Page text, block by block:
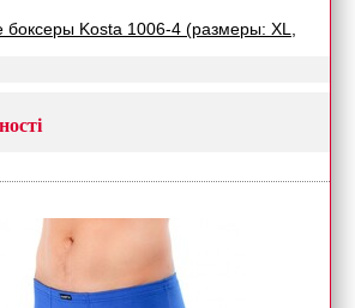
боксеры Kosta 1006-4 (размеры: XL,